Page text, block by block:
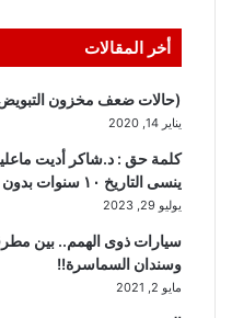
أخر المقالات
(حالات ضعف مخزون
يناير 14, 2020
كلمة حق : د.شاكر أديت
ينسى التاريخ ١٠ سنوات بدون انقطاعات
يوليو 29, 2023
سيارات ذوى الهمم.. بين
وسندان السماسرة!!
مايو 2, 2021